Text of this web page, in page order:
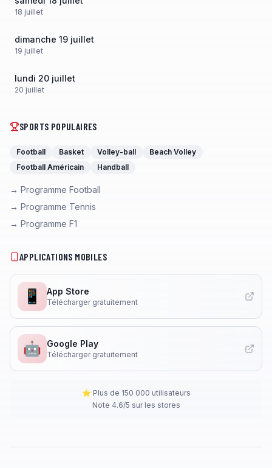
18 juillet
dimanche 19 juillet
19 juillet
lundi 20 juillet
20 juillet
SPORTS POPULAIRES
Football Basket Volley-ball
Beach Volley
Football Américain
Handball
→ Programme Football
→ Programme Tennis
→ Programme F1
APPLICATIONS MOBILES
📱 App Store
Télécharger gratuitement
🤖 Google Play
Télécharger gratuitement
⭐ Plus de 150 000 utilisateurs
Note 4.6/5 sur les stores